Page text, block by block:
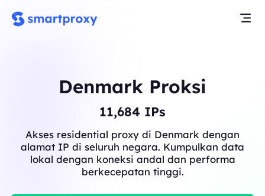
Denmark Proksi
11,684 IPs
Akses residential proxy di Denmark dengan
alamat IP di seluruh negara. Kumpulkan data
lokal dengan koneksi andal dan performa
berkecepatan tinggi.